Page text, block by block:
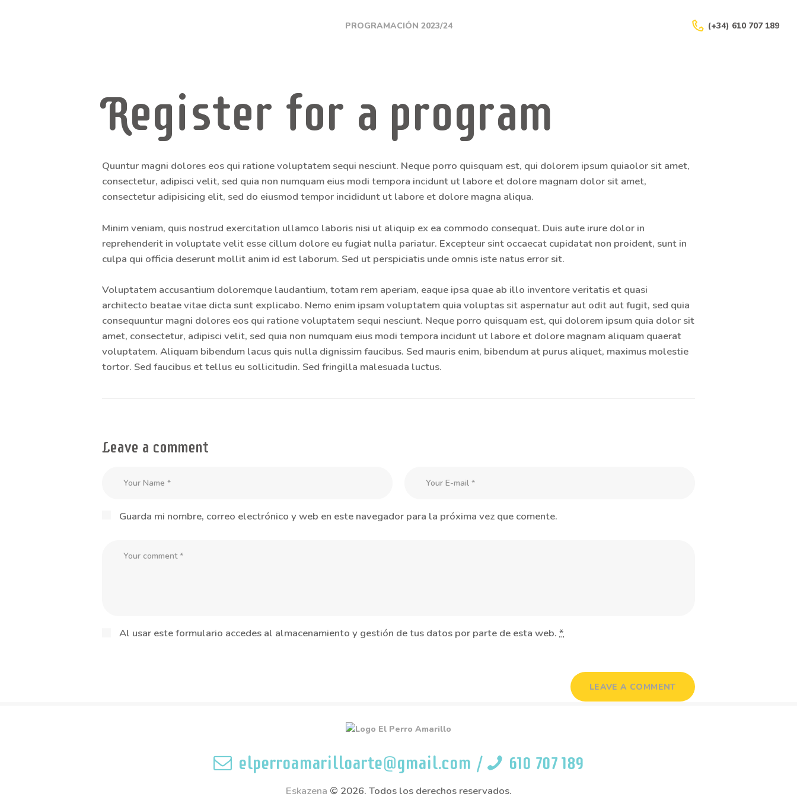
PROGRAMACIÓN 2023/24 (+34) 610 707 189
Register for a program
Quuntur magni dolores eos qui ratione voluptatem sequi nesciunt. Neque porro quisquam est, qui dolorem ipsum quiaolor sit amet,
consectetur, adipisci velit, sed quia non numquam eius modi tempora incidunt ut labore et dolore magnam dolor sit amet,
consectetur adipisicing elit, sed do eiusmod tempor incididunt ut labore et dolore magna aliqua.
Minim veniam, quis nostrud exercitation ullamco laboris nisi ut aliquip ex ea commodo consequat. Duis aute irure dolor in
reprehenderit in voluptate velit esse cillum dolore eu fugiat nulla pariatur. Excepteur sint occaecat cupidatat non proident, sunt in
culpa qui officia deserunt mollit anim id est laborum. Sed ut perspiciatis unde omnis iste natus error sit.
Voluptatem accusantium doloremque laudantium, totam rem aperiam, eaque ipsa quae ab illo inventore veritatis et quasi
architecto beatae vitae dicta sunt explicabo. Nemo enim ipsam voluptatem quia voluptas sit aspernatur aut odit aut fugit, sed quia
consequuntur magni dolores eos qui ratione voluptatem sequi nesciunt. Neque porro quisquam est, qui dolorem ipsum quia dolor sit
amet, consectetur, adipisci velit, sed quia non numquam eius modi tempora incidunt ut labore et dolore magnam aliquam quaerat
voluptatem. Aliquam bibendum lacus quis nulla dignissim faucibus. Sed mauris enim, bibendum at purus aliquet, maximus molestie
tortor. Sed faucibus et tellus eu sollicitudin. Sed fringilla malesuada luctus.
Leave a comment
Guarda mi nombre, correo electrónico y web en este navegador para la próxima vez que comente.
Al usar este formulario accedes al almacenamiento y gestión de tus datos por parte de esta web.*
elperroamarilloarte@gmail.com / 610 707 189
Eskazena © 2026. Todos los derechos reservados.